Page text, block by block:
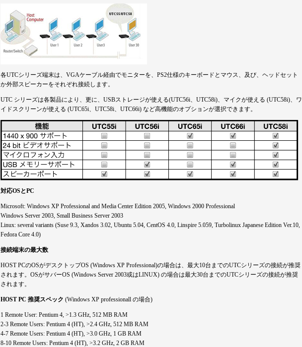
各UTCシリーズ端末は、VGAケーブル経由でモニターを、PS2仕様のキーボードとマウス、及び、ヘッドセット
か外部スピーカーをそれぞれ接続します。
UTC シリーズは各製品により、更に、USBストレージが使える(UTC56i、UTC58i)、マイクが使える (UTC58i)、ワ
イドスクリーンが使える (UTC65i、UTC58i、UTC66i) など高機能のオプションが選択できます。
対応OSとPC
Microsoft: Windows XP Professional and Media Center Edition 2005, Windows 2000 Professional
Windows Server 2003, Small Business Server 2003
Linux: several variants (Suse 9.3, Xandos 3.02, Ubuntu 5.04, CentOS 4.0, Linspire 5.059, Turbolinux Japanese Edition Ver.10,
Fedora Core 4.0)
接続端末の最大数
HOST PCのOSがデスクトップOS (Windows XP Professional)の場合は、最大10台までのUTCシリーズの接続が推奨
されます。OSがサバーOS (Windows Server 2003或はLINUX) の場合は最大30台までのUTCシリーズの接続が推奨
されます。
HOST PC 推奨スペック (Windows XP professionall の場合)
1 Remote User: Pentium 4, >1.3 GHz, 512 MB RAM
2-3 Remote Users: Pentium 4 (HT), >2.4 GHz, 512 MB RAM
4-7 Remote Users: Pentium 4 (HT), >3.0 GHz, 1 GB RAM
8-10 Remote Users: Pentium 4 (HT), >3.2 GHz, 2 GB RAM